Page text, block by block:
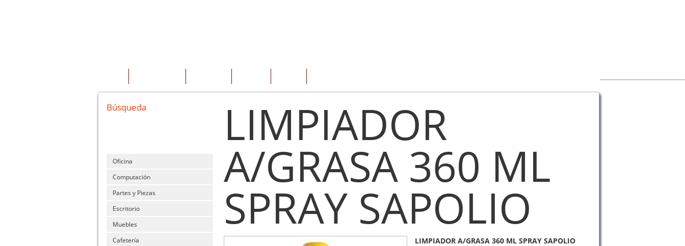
Búsqueda
Oficina
Computación
Partes y Piezas
Escritorio
Muebles
Cafetería
LIMPIADOR
A/GRASA 360 ML
SPRAY SAPOLIO
LIMPIADOR A/GRASA 360 ML SPRAY SAPOLIO